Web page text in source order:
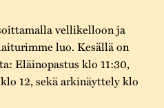
Projektit
vellikelloon ja
luo. Kesällä on
Eläinopastus klo 11:30,
12, sekä arkinäyttely klo